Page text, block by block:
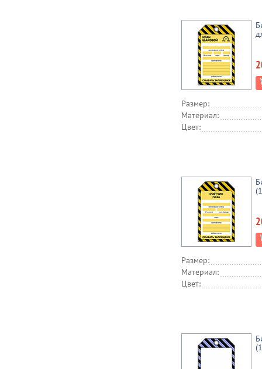
Размер:
Материал:
Цвет:
Размер:
Материал:
Цвет: